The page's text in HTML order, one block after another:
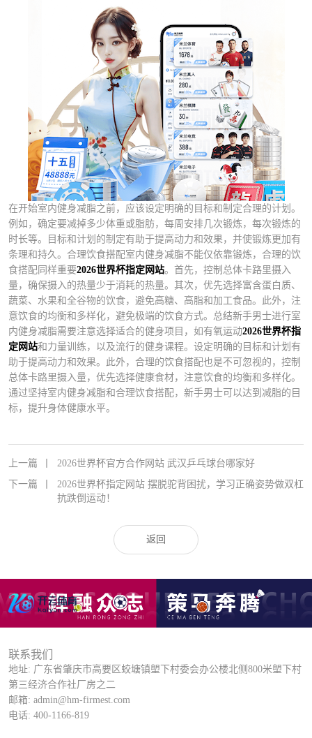
在开始室内健身减脂之前，应该设定明确的目标和制定合理的计划。
例如，确定要减掉多少体重或脂肪，每周安排几次锻炼，每次锻炼的
时长等。目标和计划的制定有助于提高动力和效果，并使锻炼更加有
条理和持久。合理饮食搭配室内健身减脂不能仅依靠锻炼，合理的饮
食搭配同样重要2026世界杯指定网站。首先，控制总体卡路里摄入
量，确保摄入的热量少于消耗的热量。其次，优先选择富含蛋白质、
蔬菜、水果和全谷物的饮食，避免高糖、高脂和加工食品。此外，注
意饮食的均衡和多样化，避免极端的饮食方式。总结新手男士进行室
内健身减脂需要注意选择适合的健身项目，如有氧运动2026世界杯指
定网站和力量训练，以及流行的健身课程。设定明确的目标和计划有
助于提高动力和效果。此外，合理的饮食搭配也是不可忽视的，控制
总体卡路里摄入量，优先选择健康食材，注意饮食的均衡和多样化。
通过坚持室内健身减脂和合理饮食搭配，新手男士可以达到减脂的目
标，提升身体健康水平。
上一篇
2026世界杯官方合作网站 武汉乒乓球台哪家好
下一篇
2026世界杯指定网站 摆脱驼背困扰，学习正确姿势做双杠
抗跌倒运动！
返回
联系我们
地址: 广东省肇庆市高要区蛟塘镇塱下村委会办公楼北侧800米塱下村
第三经济合作社厂房之二
邮箱: admin@hm-firmest.com
电话: 400-1166-819